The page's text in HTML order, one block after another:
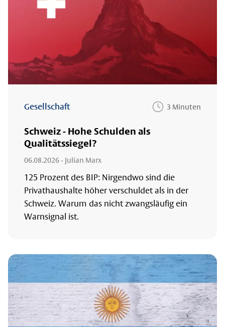
Gesellschaft 3 Minuten
Schweiz - Hohe Schulden als
Qualitätssiegel?
06.08.2026- Julian Marx
125 Prozent des BIP: Nirgendwo sind die
Privathaushalte höher verschuldet als in der
Schweiz. Warum das nicht zwangsläufig ein
Warnsignal ist.